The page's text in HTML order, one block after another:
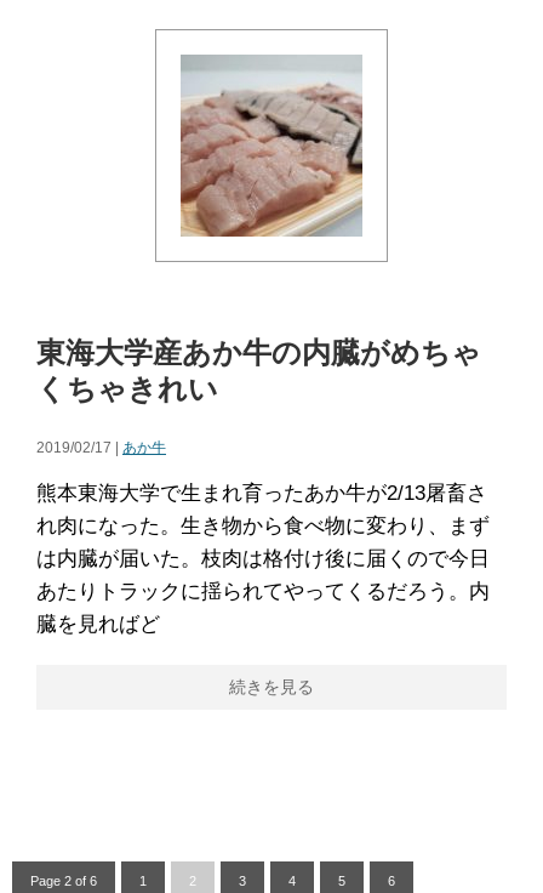
東海大学産あか牛の内臓がめちゃ
くちゃきれい
2019/02/17 | あか牛
熊本東海大学で生まれ育ったあか牛が2/13屠畜さ
れ肉になった。生き物から食べ物に変わり、まず
は内臓が届いた。枝肉は格付け後に届くので今日
あたりトラックに揺られてやってくるだろう。内
臓を見ればど
続きを見る
Page 2 of 6 1 2 3 4 5 6